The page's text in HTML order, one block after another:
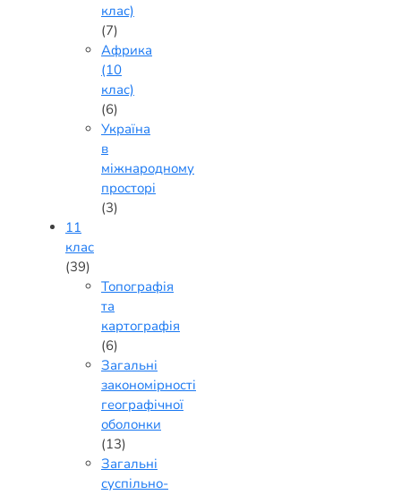
клас)
(7)
Африка
(10
клас)
(6)
Україна
в
міжнародному
просторі
(3)
11
клас
(39)
Топографія
та
картографія
(6)
Загальні
закономірності
географічної
оболонки
(13)
Загальні
суспільно-